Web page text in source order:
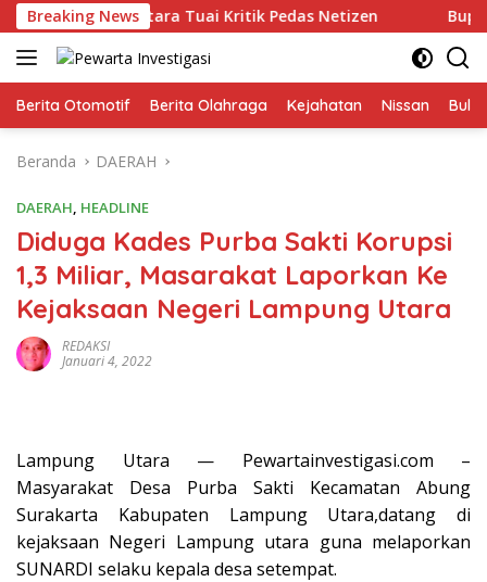
Langsung
ke
konten
Breaking News
Lampung Utara Tuai Kritik Pedas Netizen Bupati
Berita Otomotif Berita Olahraga Kejahatan Nissan
Beranda DAERAH
DAERAH, HEADLINE
Diduga Kades Purba Sakti Korupsi
1,3 Miliar, Masarakat Laporkan Ke
Kejaksaan Negeri Lampung Utara
REDAKSI
Januari 4, 2022
Lampung Utara — Pewartainvestigasi.com –
Masyarakat Desa Purba Sakti Kecamatan Abung
Surakarta Kabupaten Lampung Utara,datang di
kejaksaan Negeri Lampung utara guna melaporkan
SUNARDI selaku kepala desa setempat.